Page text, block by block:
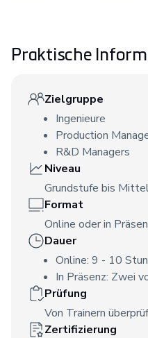
Praktische
Zielgruppe
Ingenieure
Production
‌R&D Managers
Niveau
Grundstufe bis
Format
Online oder in
Dauer
Online: 9 - 10
In Präsenz: Zwei
Prüfung
Von Trainern
Zertifizierung